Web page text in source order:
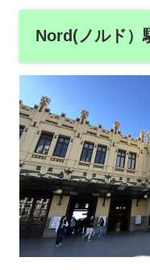
Nord(ノルド